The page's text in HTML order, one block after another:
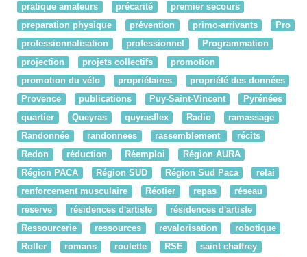
pratique amateurs
précarité
premier secours
preparation physique
prévention primo-arrivants
Pro
professionnalisation
professionnel
Programmation
projection
projets collectifs
promotion
promotion du vélo
propriétaires
propriété des données
Provence
publications Puy-Saint-Vincent
Pyrénées
quartier
Queyras quyrasflex Radio
ramassage
Randonnée
randonnees rassemblement
récits
Redon
réduction Réemploi
Région AURA
Région PACA
Région SUD Région Sud Paca
relai
renforcement musculaire
Réotier repas
réseau
reserve
résidences d'artiste
résidences d'artiste
Ressourcerie
ressources revalorisation
robotique
Roller
romans roulette RSE
saint chaffrey